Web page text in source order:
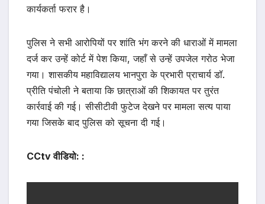
कार्यकर्ता फरार है।
पुलिस ने सभी आरोपियों पर शांति भंग करने की धाराओं में मामला
दर्ज कर उन्हें कोर्ट में पेश किया, जहाँ से उन्हें उपजेल गरोठ भेजा
गया। शासकीय महाविद्यालय भानपुरा के प्रभारी प्राचार्य डॉ.
प्रीति पंचोली ने बताया कि छात्राओं की शिकायत पर तुरंत
कार्रवाई की गई। सीसीटीवी फुटेज देखने पर मामला सत्य पाया
गया जिसके बाद पुलिस को सूचना दी गई।
CCtv वीडियो: :